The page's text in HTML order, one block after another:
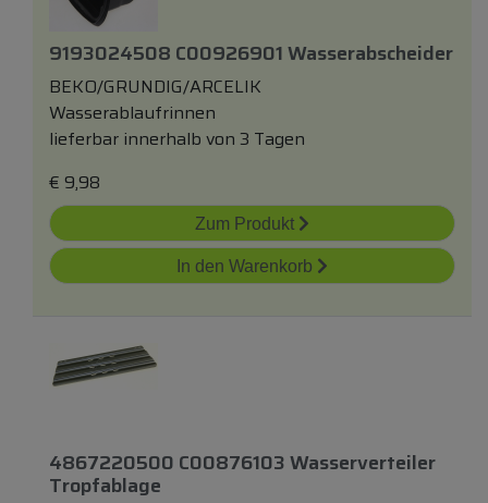
9193024508 C00926901 Wasserabscheider
BEKO/GRUNDIG/ARCELIK
Wasserablaufrinnen
lieferbar innerhalb von 3 Tagen
€ 9,98
Zum Produkt
In den Warenkorb
4867220500 C00876103 Wasserverteiler
Tropfablage